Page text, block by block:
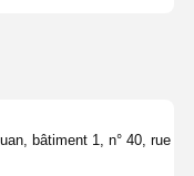
bâtiment 1, n° 40, rue